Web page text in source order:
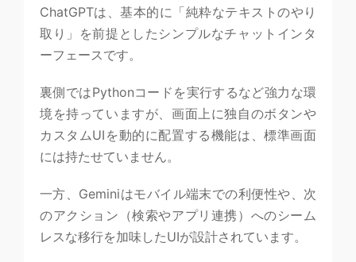
ChatGPTは、基本的に「純粋なテキストのやり
取り」を前提としたシンプルなチャットインタ
ーフェースです。
裏側ではPythonコードを実行するなど強力な環
境を持っていますが、画面上に独自のボタンや
カスタムUIを動的に配置する機能は、標準画面
には持たせていません。
一方、Geminiはモバイル端末での利便性や、次
のアクション（検索やアプリ連携）へのシーム
レスな移行を加味したUIが設計されています。